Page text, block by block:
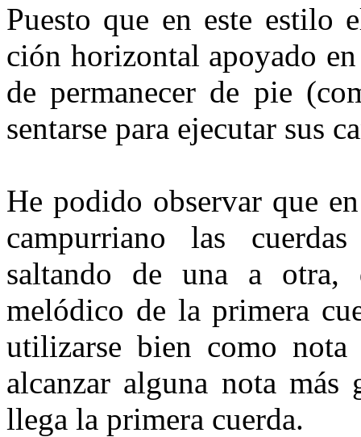
Puesto que en este estilo
ción horizontal apoyado
de permanecer de pie
sen­tarse para ejecutar sus
He podido observar que
campurriano las
saltando de una a
melódico de la pri­mera
utilizarse bien como
alcanzar alguna nota
llega la primera cuerda.